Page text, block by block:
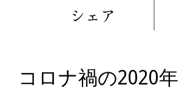
シェア
コロナ禍の2020